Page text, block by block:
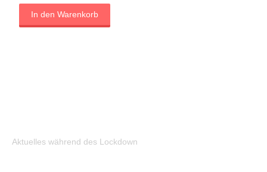
In den Warenkorb
Aktuelles während des Lockdown